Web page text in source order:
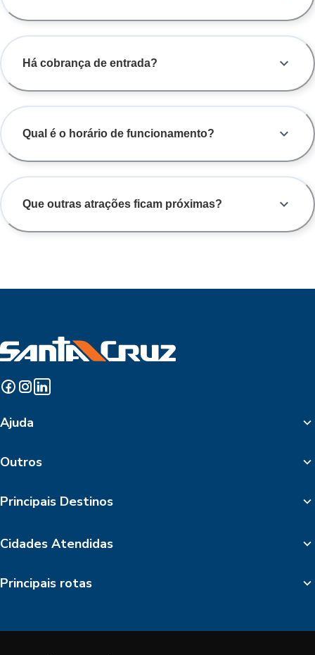
Há cobrança de entrada?
Qual é o horário de funcionamento?
Que outras atrações ficam próximas?
Ajuda
Outros
Principais Destinos
Cidades Atendidas
Principais rotas